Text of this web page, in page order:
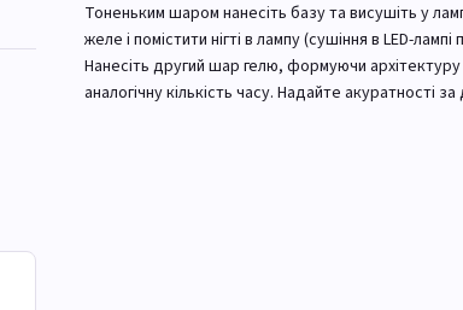
Тоненьким шаром нанесіть базу та висушіть у
желе і помістити нігті в лампу (сушіння в LED-
Нанесіть другий шар гелю, формуючи архітектуру
аналогічну кількість часу. Надайте акуратності